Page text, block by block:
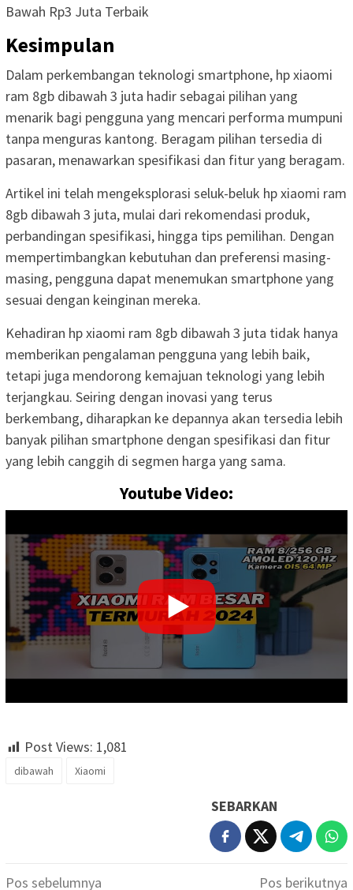
Bawah Rp3 Juta Terbaik
Kesimpulan
Dalam perkembangan teknologi smartphone, hp xiaomi
ram 8gb dibawah 3 juta hadir sebagai pilihan yang
menarik bagi pengguna yang mencari performa mumpuni
tanpa menguras kantong. Beragam pilihan tersedia di
pasaran, menawarkan spesifikasi dan fitur yang beragam.
Artikel ini telah mengeksplorasi seluk-beluk hp xiaomi ram
8gb dibawah 3 juta, mulai dari rekomendasi produk,
perbandingan spesifikasi, hingga tips pemilihan. Dengan
mempertimbangkan kebutuhan dan preferensi masing-
masing, pengguna dapat menemukan smartphone yang
sesuai dengan keinginan mereka.
Kehadiran hp xiaomi ram 8gb dibawah 3 juta tidak hanya
memberikan pengalaman pengguna yang lebih baik,
tetapi juga mendorong kemajuan teknologi yang lebih
terjangkau. Seiring dengan inovasi yang terus
berkembang, diharapkan ke depannya akan tersedia lebih
banyak pilihan smartphone dengan spesifikasi dan fitur
yang lebih canggih di segmen harga yang sama.
Youtube Video:
Post Views: 1,081
dibawah Xiaomi
SEBARKAN
Navigasi
Pos sebelumnya Pos berikutnya